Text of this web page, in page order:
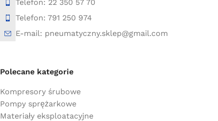
Telefon: 22 350 57 70
Telefon: 791 250 974
E-mail: pneumatyczny.sklep@gmail.com
Polecane kategorie
Kompresory śrubowe
Pompy sprężarkowe
Materiały eksploatacyjne